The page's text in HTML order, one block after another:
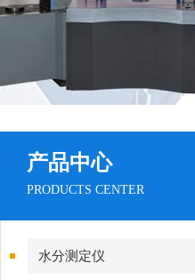
产品中心
PRODUCTS CENTER
水分测定仪